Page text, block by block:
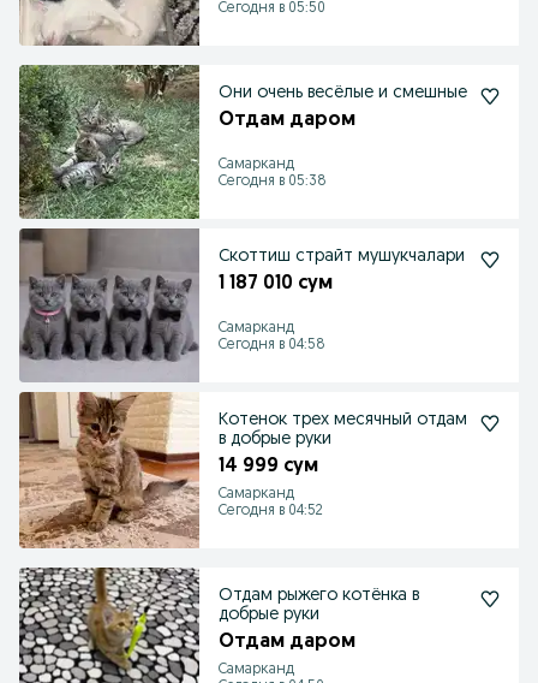
Сегодня в 05:50
Они очень весёлые и смешные
Отдам даром
Самарканд
Сегодня в 05:38
Скоттиш страйт мушукчалари
1 187 010 сум
Самарканд
Сегодня в 04:58
Котенок трех месячный отдам
в добрые руки
14 999 сум
Самарканд
Сегодня в 04:52
Отдам рыжего котёнка в
добрые руки
Отдам даром
Самарканд